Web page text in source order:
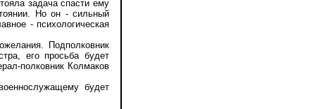
задача спасти ему
Но он - сильный
- психологическая
Подполковник
его просьба будет
полковник Колмаков
будет